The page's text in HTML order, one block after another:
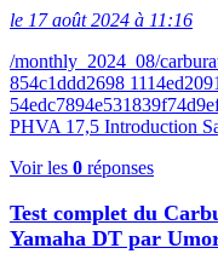
le 17 août 2024 à 11:16
/monthly_2024_08/
854c1ddd2698
PHVA 17,5 Introduction
Voir les 0 réponses
Test complet du
Yamaha DT par